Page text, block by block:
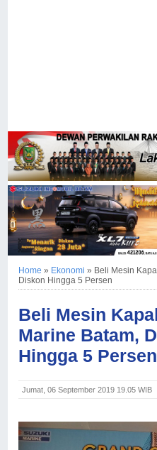
Home » Ekonomi » Beli Mesin
Diskon Hingga 5 Persen
Beli Mesin
Marine Batam,
Hingga 5 Persen
Jumat, 06 September 2019 19.05 WIB